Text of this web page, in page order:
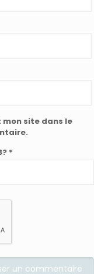
site dans le
*